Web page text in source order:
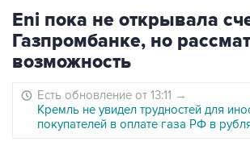
Eni пока не открывала
Газпромбанке, но
возможность
Есть обновление от 13:11 →
Кремль не увидел трудностей для
покупателей в оплате газа РФ в